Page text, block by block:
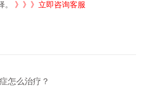
。 》》》立即咨询客服
怎么治疗？